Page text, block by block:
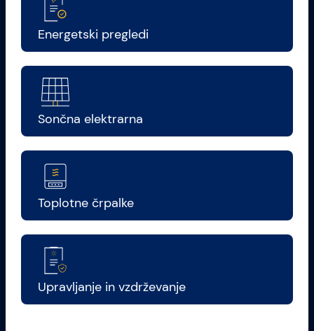
Energetski pregledi
Sončna elektrarna
Toplotne črpalke
Upravljanje in vzdrževanje